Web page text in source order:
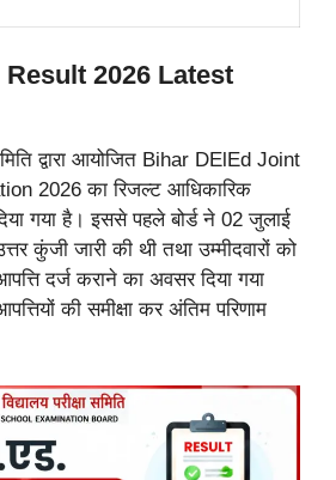
2026 Latest
समिति द्वारा आयोजित Bihar DElEd Joint
2026 का रिजल्ट आधिकारिक
गया है। इससे पहले बोर्ड ने 02 जुलाई
कुंजी जारी की थी तथा उम्मीदवारों को
दर्ज कराने का अवसर दिया गया
की समीक्षा कर अंतिम परिणाम